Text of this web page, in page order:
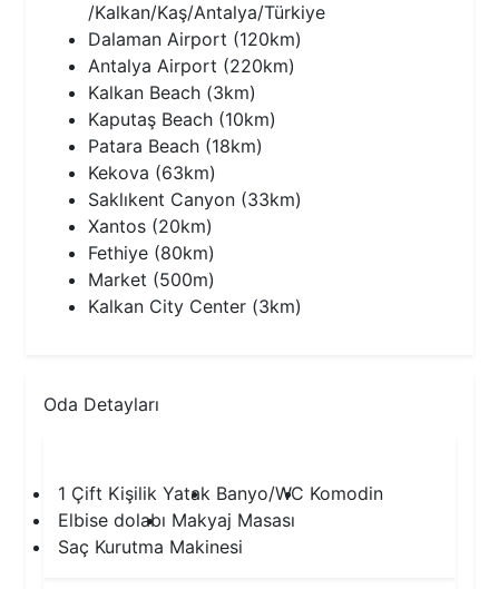
/Kalkan/Kaş/Antalya/Türkiye
Dalaman Airport (120km)
Antalya Airport (220km)
Kalkan Beach (3km)
Kaputaş Beach (10km)
Patara Beach (18km)
Kekova (63km)
Saklıkent Canyon (33km)
Xantos (20km)
Fethiye (80km)
Market (500m)
Kalkan City Center (3km)
Oda Detayları
1 Çift Kişilik Yatak Banyo/WC Komodin
Elbise dolabı Makyaj Masası
Saç Kurutma Makinesi